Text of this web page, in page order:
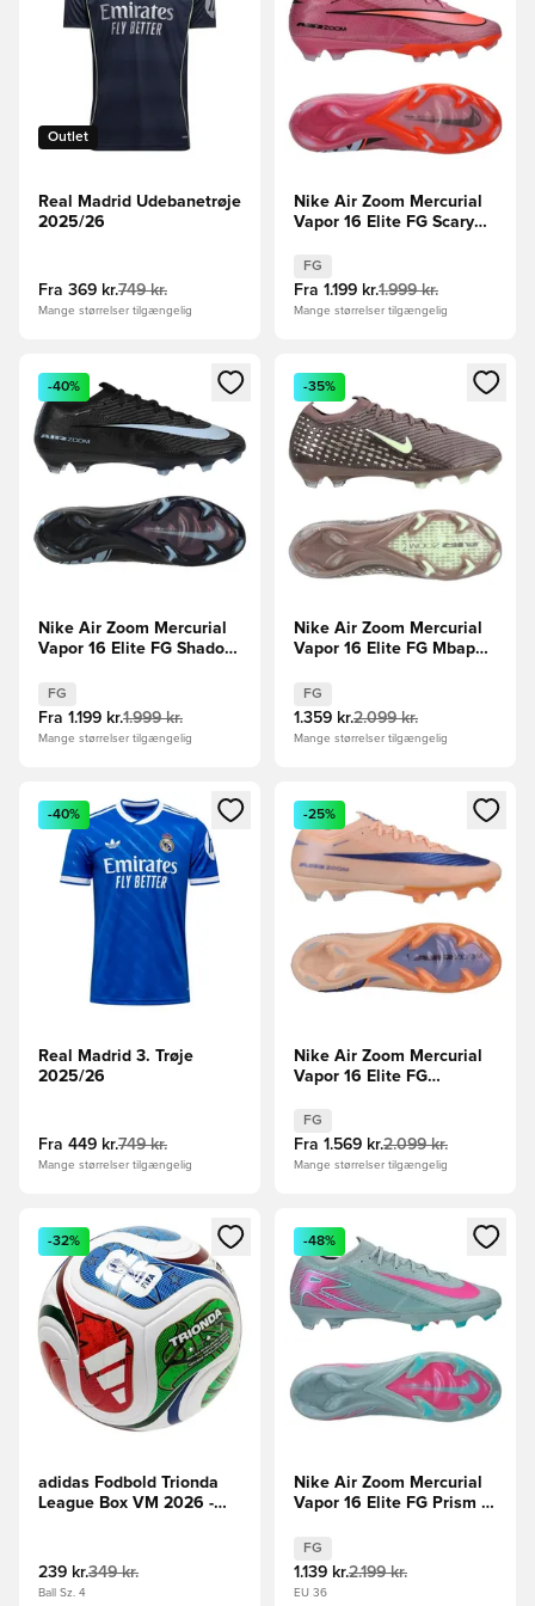
Outlet
Real Madrid Udebanetrøje
2025/26
Fra 369 kr.749 kr.
Mange størrelser tilgængelig
Nike Air Zoom Mercurial
Vapor 16 Elite FG Scary
FG
Fra 1.199 kr.1.999 kr.
Mange størrelser tilgængelig
Åbner en Modal til at logge ind eller tilmelde dig som
-40%
Nike Air Zoom Mercurial
Vapor 16 Elite FG Shadow
FG
Fra 1.199 kr.1.999 kr.
Mange størrelser tilgængelig
Åbner en Modal til at logge
-35%
Nike Air Zoom Mercurial
Vapor 16 Elite FG Mbappé
Brun/Sølv
FG
1.359 kr.2.099 kr.
Mange størrelser tilgængelig
Åbner en Modal til at logge ind eller tilmelde dig som
-40%
Real Madrid 3. Trøje
2025/26
Fra 449 kr.749 kr.
Mange størrelser tilgængelig
Åbner en Modal til at logge
-25%
Nike Air Zoom Mercurial
Vapor 16 Elite FG
FG
Fra 1.569 kr.2.099 kr.
Mange størrelser tilgængelig
Åbner en Modal til at logge ind eller tilmelde dig som
-32%
adidas Fodbold Trionda
League Box VM 2026 -
239 kr.349 kr.
Ball Sz. 4
Åbner en Modal til at logge
-48%
Nike Air Zoom Mercurial
Vapor 16 Elite FG Prism -
FG
1.139 kr.2.199 kr.
EU 36